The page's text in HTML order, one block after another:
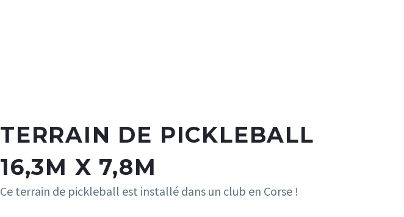
TERRAIN DE PICKLEBALL
16,3M X 7,8M
Ce terrain de pickleball est installé dans un club en Corse !